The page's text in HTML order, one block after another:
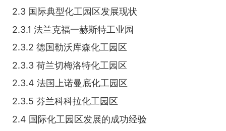
2.3 国际典型化工园区发展现状
2.3.1 法兰克福一赫斯特工业园
2.3.2 德国勒沃库森化工园区
2.3.3 荷兰切梅洛特化工园区
2.3.4 法国上诺曼底化工园区
2.3.5 芬兰科科拉化工园区
2.4 国际化工园区发展的成功经验